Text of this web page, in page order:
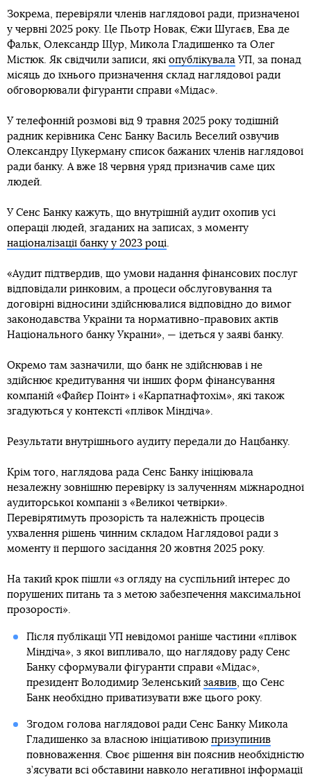
Зокрема, перевіряли членів наглядової ради, призначеної
у червні 2025 року. Це Пьотр Новак, Єжи Шугаєв, Ева де
Фальк, Олександр Щур, Микола Гладишенко та Олег
Містюк. Як свідчили записи, які опублікувала УП, за понад
місяць до їхнього призначення склад наглядової ради
обговорювали фігуранти справи «Мідас».
У телефонній розмові від 9 травня 2025 року тодішній
радник керівника Сенс Банку Василь Веселий озвучив
Олександру Цукерману список бажаних членів наглядової
ради банку. А вже 18 червня уряд призначив саме цих
людей.
У Сенс Банку кажуть, що внутрішній аудит охопив усі
операції людей, згаданих на записах, з моменту
націоналізації банку у 2023 році.
«Аудит підтвердив, що умови надання фінансових послуг
відповідали ринковим, а процеси обслуговування та
договірні відносини здійснювалися відповідно до вимог
законодавства України та нормативно-правових актів
Національного банку України», — ідеться у заяві банку.
Окремо там зазначили, що банк не здійснював і не
здійснює кредитування чи інших форм фінансування
компаній «Файєр Поінт» і «Карпатнафтохім», які також
згадуються у контексті «плівок Міндіча».
Результати внутрішнього аудиту передали до Нацбанку.
Крім того, наглядова рада Сенс Банку ініціювала
незалежну зовнішню перевірку із залученням міжнародної
аудиторської компанії з «Великої четвірки».
Перевірятимуть прозорість та належність процесів
ухвалення рішень чинним складом Наглядової ради з
моменту її першого засідання 20 жовтня 2025 року.
На такий крок пішли «з огляду на суспільний інтерес до
порушених питань та з метою забезпечення максимальної
прозорості».
Після публікації УП невідомої раніше частини «плівок
Міндіча», з якої випливало, що наглядову раду Сенс
Банку сформували фігуранти справи «Мідас»,
президент Володимир Зеленський заявив, що Сенс
Банк необхідно приватизувати вже цього року.
Згодом голова наглядової ради Сенс Банку Микола
Гладишенко за власною ініціативою призупинив
повноваження. Своє рішення він пояснив необхідністю
з’ясувати всі обставини навколо негативної інформації